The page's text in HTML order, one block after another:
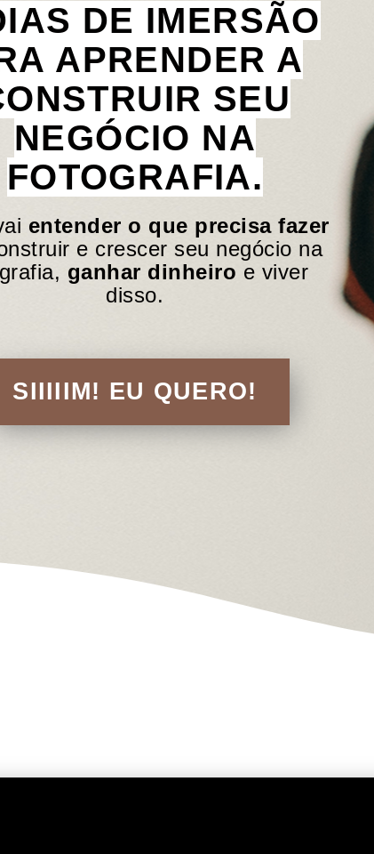
DE IMERSÃO
APRENDER A
SEU
NEGÓCIO NA
FOTOGRAFIA.
entender o que precisa fazer
e crescer seu negócio na
ganhar dinheiro e viver
disso.
SIIIIIM! EU QUERO!